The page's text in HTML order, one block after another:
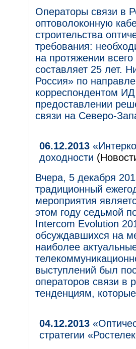
Операторы связи в
оптоволоконную
строительства
требования:
на протяжении
составляет 25 лет.
Россия» по
корреспондентом
предоставлении
связи на Северо-
06.12.2013
доходности
Вчера, 5 декабря
традиционный
мероприятия
этом году седьмой
Intercom Evolution
обсуждавшихся на
наиболее
выступлений был
операторов связи в
тенденциям,
04.12.2013
стратегии